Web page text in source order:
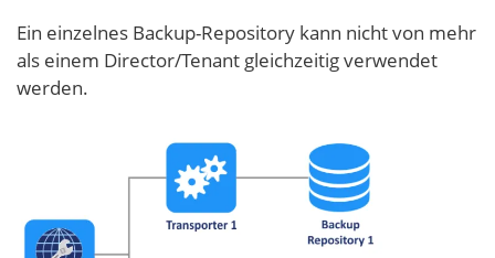
Ein einzelnes Backup-Repository kann nicht von mehr
als einem Director/Tenant gleichzeitig verwendet
werden.